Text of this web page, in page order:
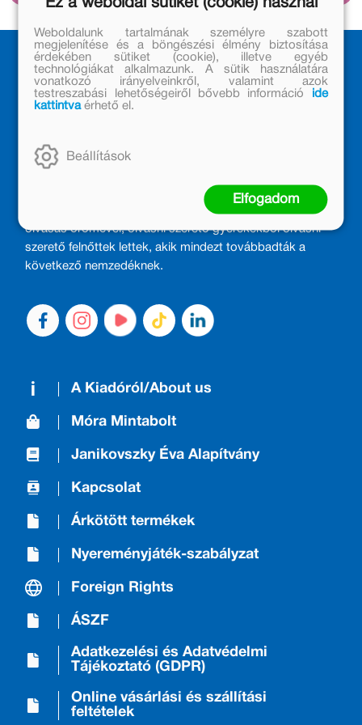
MÓRA KÖNYVKIADÓ – 1950 ÓTA
Kiadónk generációkat ajándékozott és ajándékoz meg az
olvasás örömével, olvasni szerető gyerekekből olvasni
szerető felnőttek lettek, akik mindezt továbbadták a
következő nemzedéknek.
A Kiadóról/About us
Móra Mintabolt
Janikovszky Éva Alapítvány
Kapcsolat
Árkötött termékek
Nyereményjáték-szabályzat
Foreign Rights
ÁSZF
Adatkezelési és Adatvédelmi
Tájékoztató (GDPR)
Online vásárlási és szállítási
feltételek
Weboldalunk tartalmának személyre szabott
megjelenítése és a böngészési élmény biztosítása
érdekében sütiket (cookie), illetve egyéb
technológiákat alkalmazunk. A sütik használatára
vonatkozó irányelveinkről, valamint azok
testreszabási lehetőségeiről bővebb információ
ide
kattintvaérhető el.
Beállítások
Elfogadom